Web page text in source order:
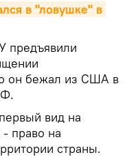
в "ловушке" в
предъявили
он бежал из США в
вид на
право на
страны.